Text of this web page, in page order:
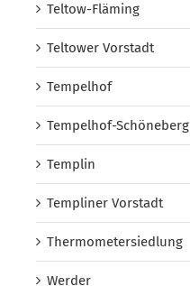
Teltow-Fläming
Teltower Vorstadt
Tempelhof
Tempelhof-Schöneberg
Templin
Templiner Vorstadt
Thermometersiedlung
Werder